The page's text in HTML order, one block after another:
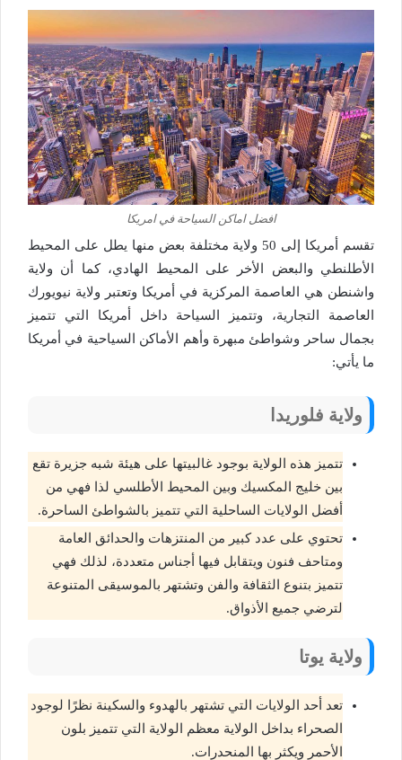
افضل اماكن السياحة في امريكا
تقسم أمريكا إلى 50 ولاية مختلفة بعض منها يطل على المحيط
الأطلنطي والبعض الأخر على المحيط الهادي، كما أن ولاية
واشنطن هي العاصمة المركزية في أمريكا وتعتبر ولاية نيويورك
العاصمة التجارية، وتتميز السياحة داخل أمريكا التي تتميز
بجمال ساحر وشواطئ مبهرة وأهم الأماكن السياحية في أمريكا
ما يأتي:
ولاية فلوريدا
تتميز هذه الولاية بوجود غالبيتها على هيئة شبه جزيرة تقع
بين خليج المكسيك وبين المحيط الأطلسي لذا فهي من
أفضل الولايات الساحلية التي تتميز بالشواطئ الساحرة.
تحتوي على عدد كبير من المنتزهات والحدائق العامة
ومتاحف فنون ويتقابل فيها أجناس متعددة، لذلك فهي
تتميز بتنوع الثقافة والفن وتشتهر بالموسيقى المتنوعة
لترضي جميع الأذواق.
ولاية يوتا
تعد أحد الولايات التي تشتهر بالهدوء والسكينة نظرًا لوجود
الصحراء بداخل الولاية معظم الولاية التي تتميز بلون
الأحمر ويكثر بها المنحدرات.